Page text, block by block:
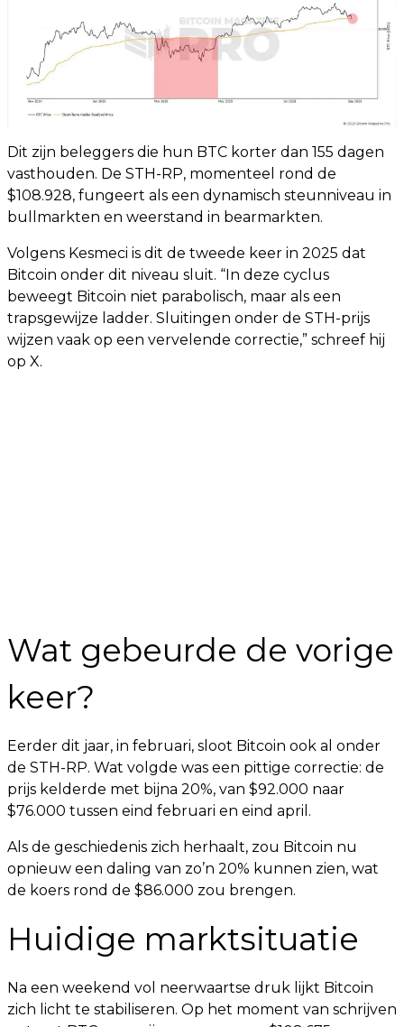
Dit zijn beleggers die hun BTC korter dan 155 dagen
vasthouden. De STH-RP, momenteel rond de
$108.928, fungeert als een dynamisch steunniveau in
bullmarkten en weerstand in bearmarkten.
Volgens Kesmeci is dit de tweede keer in 2025 dat
Bitcoin onder dit niveau sluit. “In deze cyclus
beweegt Bitcoin niet parabolisch, maar als een
trapsgewijze ladder. Sluitingen onder de STH-prijs
wijzen vaak op een vervelende correctie,” schreef hij
op X.
Wat gebeurde de vorige
keer?
Eerder dit jaar, in februari, sloot Bitcoin ook al onder
de STH-RP. Wat volgde was een pittige correctie: de
prijs kelderde met bijna 20%, van $92.000 naar
$76.000 tussen eind februari en eind april.
Als de geschiedenis zich herhaalt, zou Bitcoin nu
opnieuw een daling van zo’n 20% kunnen zien, wat
de koers rond de $86.000 zou brengen.
Huidige marktsituatie
Na een weekend vol neerwaartse druk lijkt Bitcoin
zich licht te stabiliseren. Op het moment van schrijven